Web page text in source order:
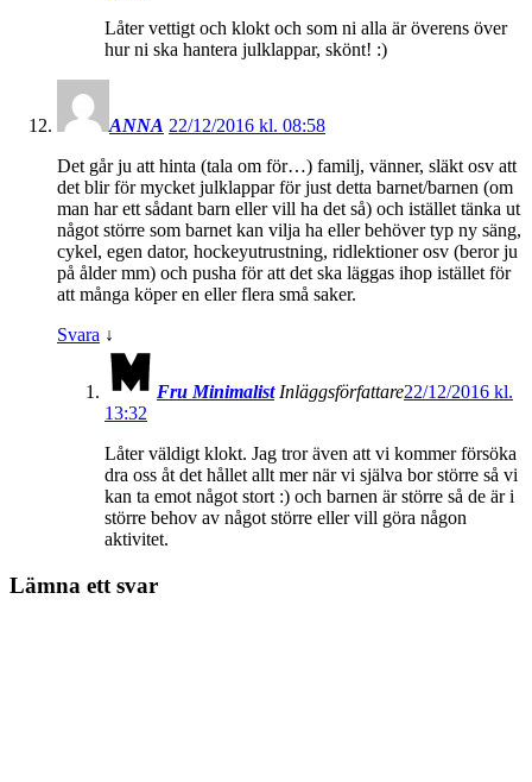
Låter vettigt och klokt och som ni alla är överens över
hur ni ska hantera julklappar, skönt! :)
ANNA 22/12/2016 kl. 08:58
Det går ju att hinta (tala om för…) familj, vänner, släkt osv att
det blir för mycket julklappar för just detta barnet/barnen (om
man har ett sådant barn eller vill ha det så) och istället tänka ut
något större som barnet kan vilja ha eller behöver typ ny säng,
cykel, egen dator, hockeyutrustning, ridlektioner osv (beror ju
på ålder mm) och pusha för att det ska läggas ihop istället för
att många köper en eller flera små saker.
Svara ↓
Fru Minimalist Inläggsförfattare22/12/2016 kl.
13:32
Låter väldigt klokt. Jag tror även att vi kommer försöka
dra oss åt det hållet allt mer när vi själva bor större så vi
kan ta emot något stort :) och barnen är större så de är i
större behov av något större eller vill göra någon
aktivitet.
Lämna ett svar